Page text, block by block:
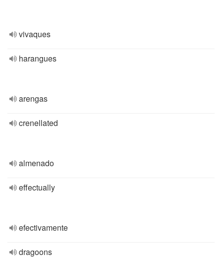
vivaques
harangues
arengas
crenellated
almenado
effectually
efectivamente
dragoons